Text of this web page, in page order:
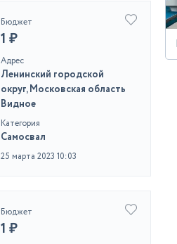
Бюджет
1 ₽
Адрес
Ленинский городской
округ, Московская область
Видное
Категория
Самосвал
25 марта 2023 10:03
Бюджет
1 ₽